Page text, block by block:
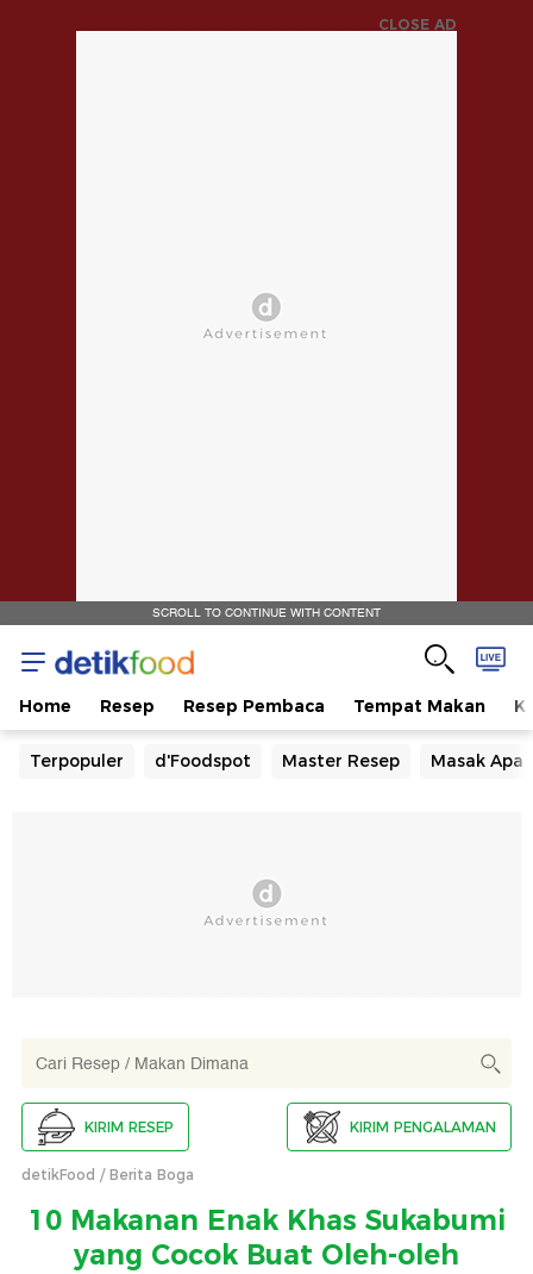
CLOSE AD
SCROLL TO CONTINUE WITH CONTENT
Home Resep Resep Pembaca Tempat Makan
Terpopuler d'Foodspot Master Resep Masak Apa
KIRIM RESEP KIRIM PENGALAMAN
detikFood Berita Boga
10 Makanan Enak Khas Sukabumi
yang Cocok Buat Oleh-oleh